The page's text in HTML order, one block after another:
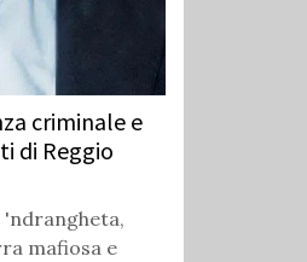
criminale e
di Reggio
'ndrangheta,
mafiosa e